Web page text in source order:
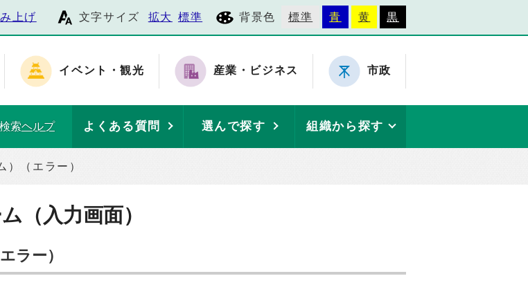
上げ 文字サイズ 拡大 標準 背景色 標準 青 黄 黒
イベント・観光 産業・ビジネス 市政
検索ヘルプ よくある質問 選んで探す 組織から探す
）（エラー）
（入力画面）
ラー）